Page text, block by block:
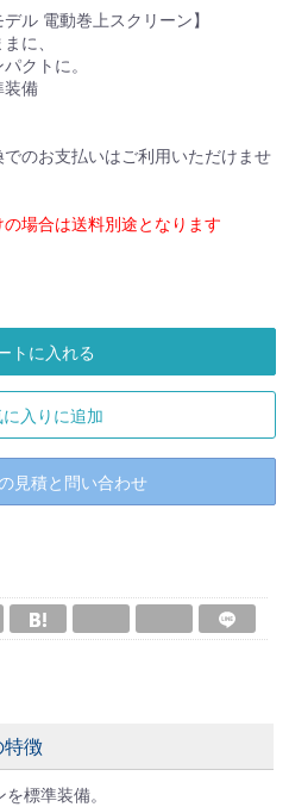
ル 電動巻上スクリーン】
に、
クトに。
装備
のお支払いはご利用いただけませ
場合は送料別途となります
トに入れる
に入りに追加
見積と問い合わせ
徴
標準装備。